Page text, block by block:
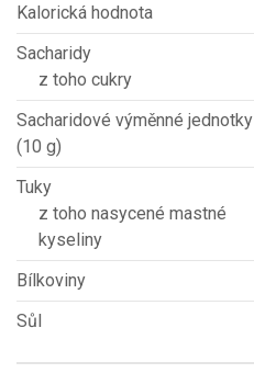
Kalorická hodnota
Sacharidy
z toho cukry
Sacharidové výměnné jednotky
(10 g)
Tuky
z toho nasycené mastné
kyseliny
Bílkoviny
Sůl